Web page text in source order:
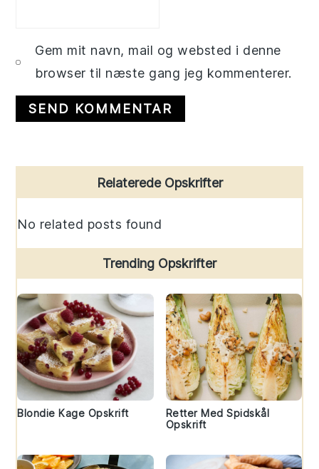
Gem mit navn, mail og websted i denne
browser til næste gang jeg kommenterer.
Sidebar
Relaterede Opskrifter
No related posts found
Trending Opskrifter
Blondie Kage Opskrift
Retter Med Spidskål
Opskrift